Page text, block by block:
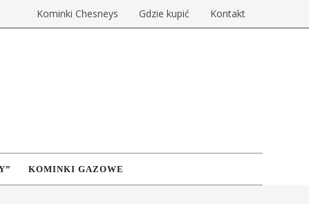
Kominki Chesneys Gdzie kupić Kontakt
KOMINKI GAZOWE